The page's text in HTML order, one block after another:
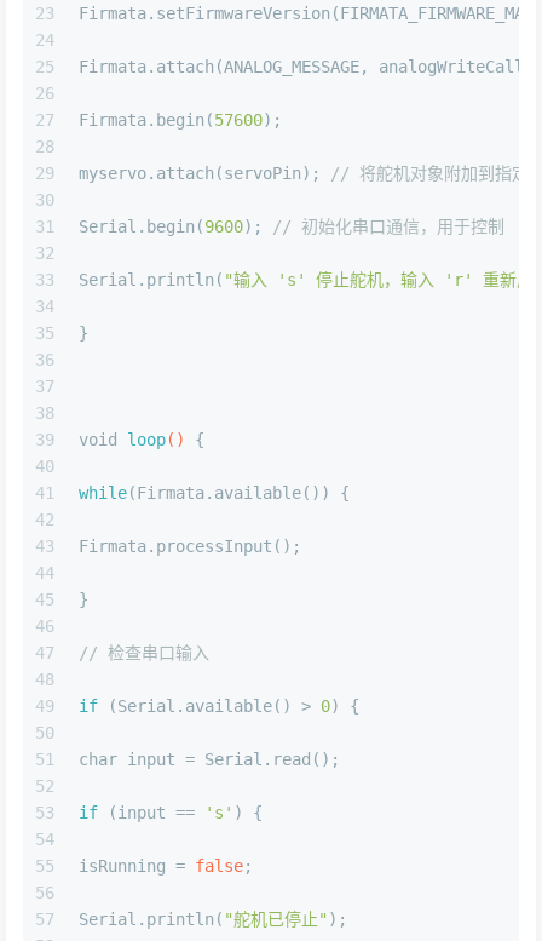
23
24
25
26
27
28
29
30
31
32
33
34
35
36
37
38
39
40
41
42
43
44
45
46
47
48
49
50
51
52
53
54
55
56
57
Firmata.attach(ANALOG_MESSAGE,
Firmata.begin(57600);
myservo.attach(servoPin); // 将舵机对象附加到指定
Serial.begin(9600); // 初始化串口通信，用于控制
Serial.println( "输入 's' 停止舵机，输入 'r' 重新启
}
void loop() {
while(Firmata.available()) {
Firmata.processInput();
}
// 检查串口输入
if (Serial.available() > 0) {
char input = Serial.read();
if (input == 's' ) {
isRunning = false;
Serial.println( "舵机已停止" );